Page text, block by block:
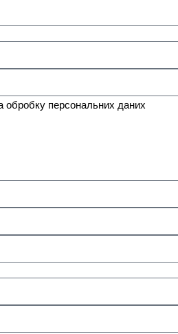
обробку персональних даних